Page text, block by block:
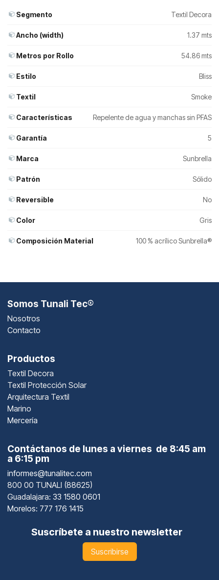
Segmento Textil Decora
Ancho (width) 1.37 mts
Metros por Rollo 54.86 mts
Estilo Bliss
Textil Smoke
Características Repelente de agua y manchas sin PFAS
Garantía 5
Marca Sunbrella
Patrón Sólido
Reversible No
Color Gris
Composición Material 100 % acrílico Sunbrella®
Somos Tunali Tec®
Nosotros
Contacto
Productos
Textil Decora
Textil Protección Solar
Arquitectura Textil
Marino
Mercería
Contáctanos de lunes a viernes de 8:45 am
a 6:15 pm
informes@tunalitec.com
800 00 TUNALI (88625)
Guadalajara: 33 1580 0601
Morelos: 777 176 1415
Suscríbete a nuestro newsletter
Suscribirse